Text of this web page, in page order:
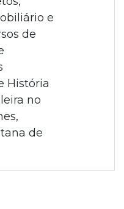
e
de
História
no
de